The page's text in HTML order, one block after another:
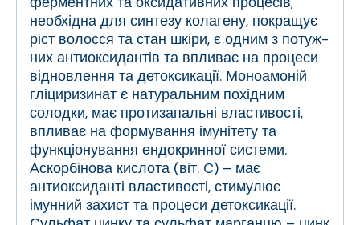
необхідна для синтезу колагену, покращує
ріст волосся та стан шкіри, є одним з потуж-
них антиоксидантів та впливає на процеси
відновлення та детоксикації. Моноамоній
гліциризинат є натуральним похідним
солодки, має протизапальні властивості,
впливає на формування імунітету та
функціонування ендокринної системи.
Аскорбінова кислота (віт. C) – має
антиоксиданті властивості, стимулює
імунний захист та процеси детоксикації.